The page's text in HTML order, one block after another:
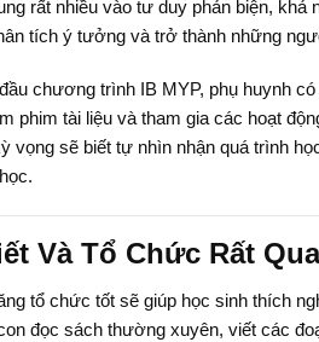
rất nhiều vào tư duy phản biện,
tích ý tưởng và trở thành những
chương trình IB MYP, phụ huynh
phim tài liệu và tham gia các hoạt
vọng sẽ biết tự nhìn nhận quá trình
Và Tổ Chức Rất
tổ chức tốt sẽ giúp học sinh thích
đọc sách thường xuyên, viết các